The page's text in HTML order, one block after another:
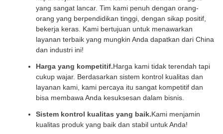
yang sangat lancar. Tim kami penuh dengan orang-
orang yang berpendidikan tinggi, dengan sikap positif,
bekerja keras. Kami bertujuan untuk menawarkan
layanan terbaik yang mungkin Anda dapatkan dari China
dan industri ini!
Harga yang kompetitif.Harga kami tidak terendah tapi
cukup wajar. Berdasarkan sistem kontrol kualitas dan
layanan kami, kami percaya itu sangat kompetitif dan
bisa membawa Anda kesuksesan dalam bisnis.
Sistem kontrol kualitas yang baik.Kami menjamin
kualitas produk yang baik dan stabil untuk Anda!